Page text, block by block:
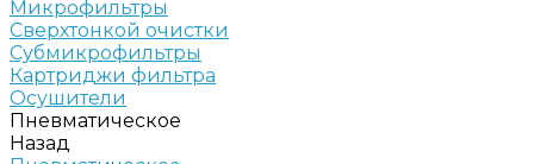
Микрофильтры
Сверхтонкой очистки
Субмикрофильтры
Картриджи фильтра
Осушители
Пневматическое
Назад